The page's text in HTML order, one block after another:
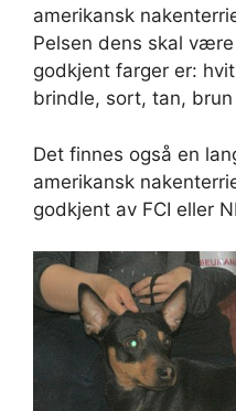
amerikansk
Pelsen dens skal
godkjent farger er:
brindle, sort, tan,
Det finnes også en
amerikansk
godkjent av FCI eller